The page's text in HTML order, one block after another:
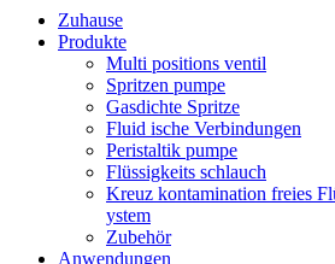
Zuhause
Produkte
Multi positions ventil
Spritzen pumpe
Gasdichte Spritze
Fluid ische Verbindungen
Peristaltik pumpe
Flüssigkeits schlauch
Kreuz kontamination freies
ystem
Zubehör
Anwendungen